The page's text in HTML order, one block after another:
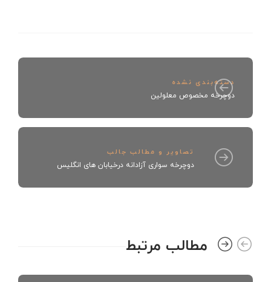
دسته‌بندی نشده
دوچرخه مخصوص معلولین
تصاویر و مطالب جالب
دوچرخه سواری آزادانه درخیابان های انگلیس
مطالب مرتبط